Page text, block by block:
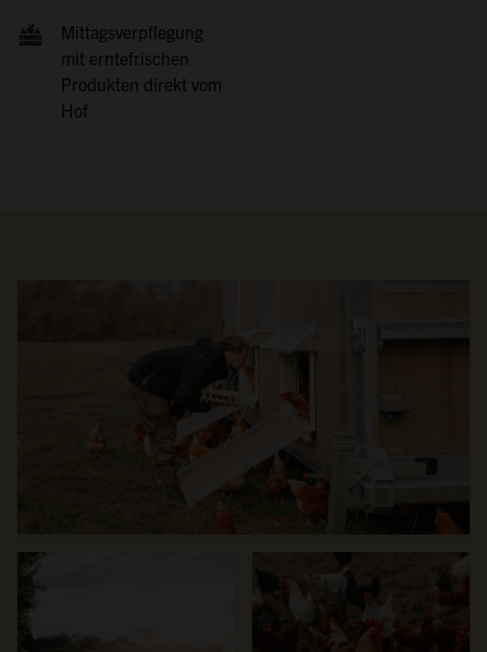
Mittagsverpflegung
mit erntefrischen
Produkten direkt vom
Hof